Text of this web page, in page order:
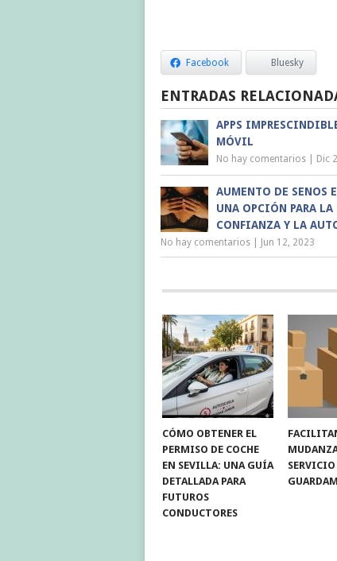
Facebook Bluesky
ENTRADAS
APPS
MÓVIL
No hay comentarios Dic
AUMENTO DE SENOS
UNA OPCIÓN PARA LA
CONFIANZA Y LA
No hay comentarios Jun 12, 2023
CÓMO OBTENER EL
PERMISO DE COCHE
EN SEVILLA: UNA GUÍA
DETALLADA PARA
FUTUROS
CONDUCTORES
SERVICIO